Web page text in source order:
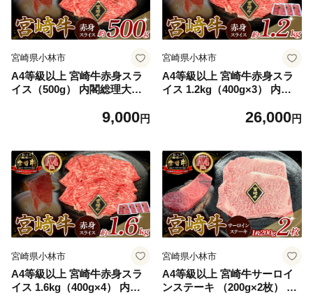
宮崎県小林市
A4等級以上 宮崎牛赤身スラ
イス（500g） 内閣総理大臣
ド牛 宮崎牛 和牛 国産 スライ
9,000円
宮崎県小林市
A4等級以上 宮崎牛赤身スラ
イス 1.2kg（400g×3） 内閣
牛 ブランド牛 宮崎牛 和牛 国
26,000円
宮崎県小林市
A4等級以上 宮崎牛赤身スラ
イス 1.6kg（400g×4） 内閣
宮崎県小林市
A4等級以上 宮崎牛サーロイ
ンステーキ （200g×2枚） 内